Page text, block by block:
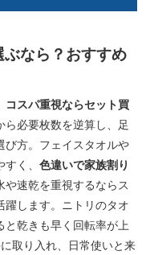
なら？おすすめ
コスパ重視ならセット買
ら必要枚数を逆算し、足
び方。フェイスタオルや
く、 色違いで家族割り
や速乾を重視するならス
躍します。ニトリのタオ
と乾きも早く回転率が上
取り入れ、日常使いと来